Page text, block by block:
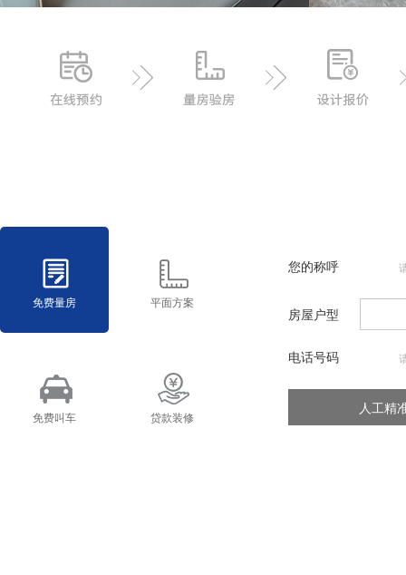
免费量房 平面方案
免费叫车 贷款装修
您的称呼
房屋户型
电话号码
人工精